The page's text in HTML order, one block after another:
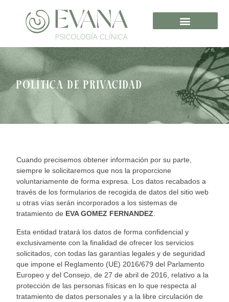
Política de privacidad
Cuando precisemos obtener información por su parte,
siempre le solicitaremos que nos la proporcione
voluntariamente de forma expresa. Los datos recabados a
través de los formularios de recogida de datos del sitio web
u otras vías serán incorporados a los sistemas de
tratamiento de EVA GOMEZ FERNANDEZ.
Esta entidad tratará los datos de forma confidencial y
exclusivamente con la finalidad de ofrecer los servicios
solicitados, con todas las garantías legales y de seguridad
que impone el Reglamento (UE) 2016/679 del Parlamento
Europeo y del Consejo, de 27 de abril de 2016, relativo a la
protección de las personas físicas en lo que respecta al
tratamiento de datos personales y a la libre circulación de